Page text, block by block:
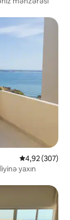
Ortalama
4,92 (307)
yaxın